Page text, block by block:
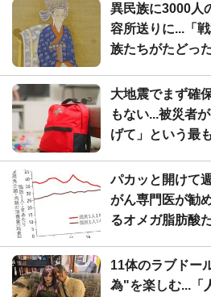
異民族に3000人
容所送りに...「
族たちがたどっ
大地震でまず確
もない...被災者
げて」という最
パカッと開けて
がん専門医が勧
るオメガ脂肪酸
11体のラブドー
為"を楽しむ...「